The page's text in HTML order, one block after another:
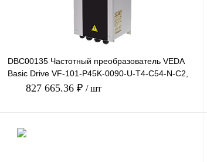
DBC00135 Частотный преобразователь VEDA
Basic Drive VF-101-P45K-0090-U-T4-C54-N-С2,
380В, 45кВт, 90А
827 665.36 ₽ / шт